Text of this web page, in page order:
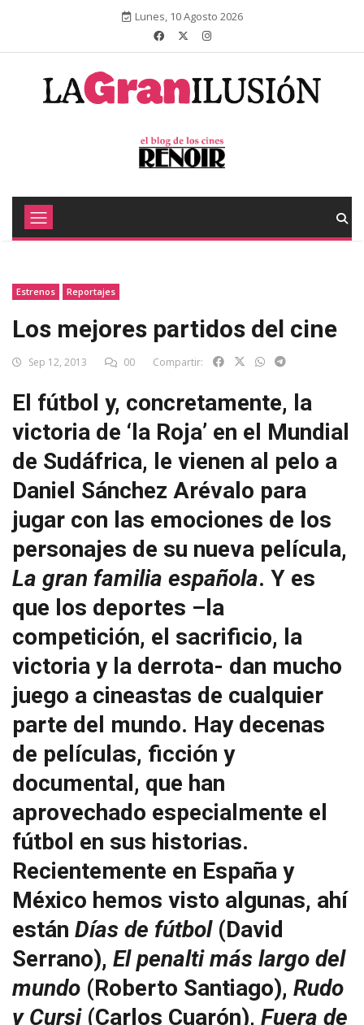
Lunes, 10 Agosto 2026
Estrenos Reportajes
Los mejores partidos del cine
Sep 12, 2013 00 Compartir:
El fútbol y, concretamente, la
victoria de ‘la Roja’ en el Mundial
de Sudáfrica, le vienen al pelo a
Daniel Sánchez Arévalo para
jugar con las emociones de los
personajes de su nueva película,
La gran familia española. Y es
que los deportes –la
competición, el sacrificio, la
victoria y la derrota- dan mucho
juego a cineastas de cualquier
parte del mundo. Hay decenas
de películas, ficción y
documental, que han
aprovechado especialmente el
fútbol en sus historias.
Recientemente en España y
México hemos visto algunas, ahí
están Días de fútbol(David
Serrano), El penalti más largo del
mundo (Roberto Santiago), Rudo
y Cursi(Carlos Cuarón), Fuera de